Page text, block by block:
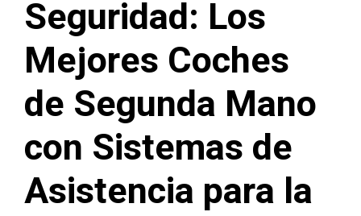
Seguridad: Los
Mejores Coches
de Segunda Mano
con Sistemas de
Asistencia para la